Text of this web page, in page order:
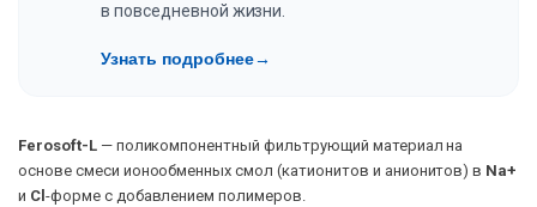
в повседневной жизни.
Узнать подробнее→
Ferosoft-L— поликомпонентный фильтрующий материал на
основе смеси ионообменных смол (катионитов и анионитов) в Na+
и Cl -форме с добавлением полимеров.